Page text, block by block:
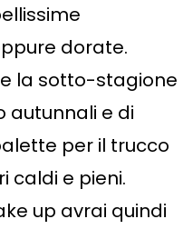
dorate.
la sotto-stagione
autunnali e di
per il trucco
caldi e pieni.
up avrai quindi